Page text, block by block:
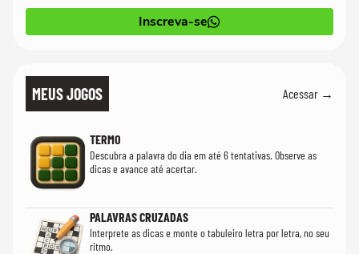
Inscreva-se
MEUS JOGOS Acessar →
TERMO
Descubra a palavra do dia em até 6 tentativas. Observe as
dicas e avance até acertar.
PALAVRAS CRUZADAS
Interprete as dicas e monte o tabuleiro letra por letra, no seu
ritmo.